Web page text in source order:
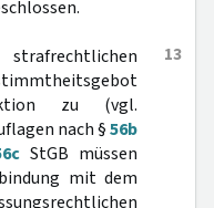
13
zu (vgl.
nach §56b
StGB müssen
mit dem